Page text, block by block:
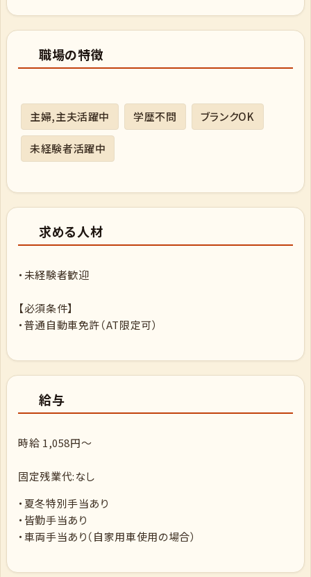
職場の特徴
主婦,主夫活躍中 学歴不問 ブランクOK
未経験者活躍中
求める人材
・未経験者歓迎
【必須条件】
・普通自動車免許（AT限定可）
給与
時給 1,058円～
固定残業代:なし
・夏冬特別手当あり
・皆勤手当あり
・車両手当あり（自家用車使用の場合）